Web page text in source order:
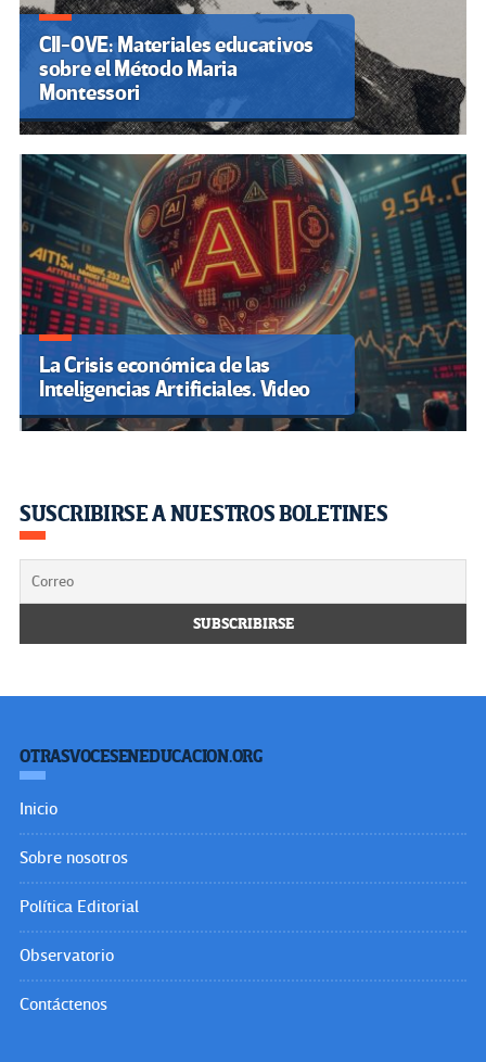
CII-OVE: Materiales educativos
sobre el Método Maria
Montessori
La Crisis económica de las
Inteligencias Artificiales. Video
SUSCRIBIRSE A NUESTROS BOLETINES
OTRASVOCESENEDUCACION.ORG
Inicio
Sobre nosotros
Política Editorial
Observatorio
Contáctenos